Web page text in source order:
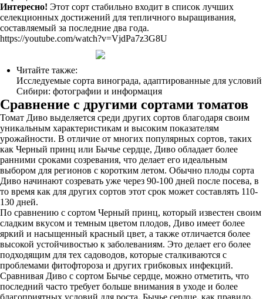
Интересно! Этот сорт стабильно входит в список лучших
селекционных достижений для тепличного выращивания,
составляемый за последние два года.
https://youtube.com/watch?v=VjdPa7z3G8U
Читайте также:
Исследуемые сорта винограда, адаптированные для условий
Сибири: фотографии и информация
Сравнение с другими сортами томатов
Томат Диво выделяется среди других сортов благодаря своим
уникальным характеристикам и высоким показателям
урожайности. В отличие от многих популярных сортов, таких
как Черный принц или Бычье сердце, Диво обладает более
ранними сроками созревания, что делает его идеальным
выбором для регионов с коротким летом. Обычно плоды сорта
Диво начинают созревать уже через 90-100 дней после посева, в
то время как для других сортов этот срок может составлять 110-
130 дней.
По сравнению с сортом Черный принц, который известен своим
сладким вкусом и темным цветом плодов, Диво имеет более
яркий и насыщенный красный цвет, а также отличается более
высокой устойчивостью к заболеваниям. Это делает его более
подходящим для тех садоводов, которые сталкиваются с
проблемами фитофтороза и других грибковых инфекций.
Сравнивая Диво с сортом Бычье сердце, можно отметить, что
последний часто требует больше внимания в уходе и более
благоприятных условий для роста. Бычье сердце, как правило,